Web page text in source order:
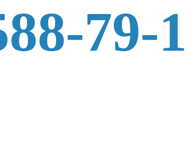
79-